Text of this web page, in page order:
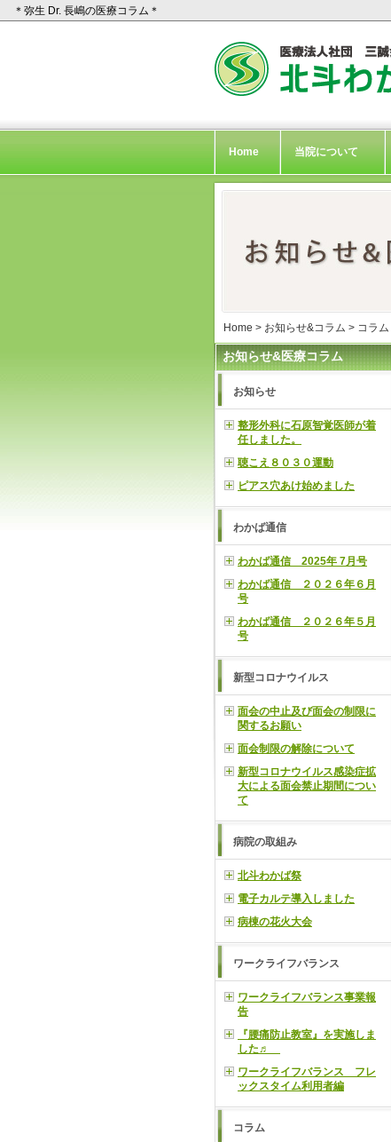
＊弥生 Dr. 長嶋の医療コラム＊
Home 当院について
Home > お知らせ&コラム > コラム
お知らせ&医療コラム
お知らせ
整形外科に石原智覚医師が着
任しました。
聴こえ８０３０運動
ピアス穴あけ始めました
わかば通信
わかば通信 2025年 7月号
わかば通信 ２０２６年６月
号
わかば通信 ２０２６年５月
号
新型コロナウイルス
面会の中止及び面会の制限に
関するお願い
面会制限の解除について
新型コロナウイルス感染症拡
大による面会禁止期間につい
て
病院の取組み
北斗わかば祭
電子カルテ導入しました
病棟の花火大会
ワークライフバランス
ワークライフバランス事業報
告
『腰痛防止教室』を実施しま
した♬
ワークライフバランス フレ
ックスタイム利用者編
コラム